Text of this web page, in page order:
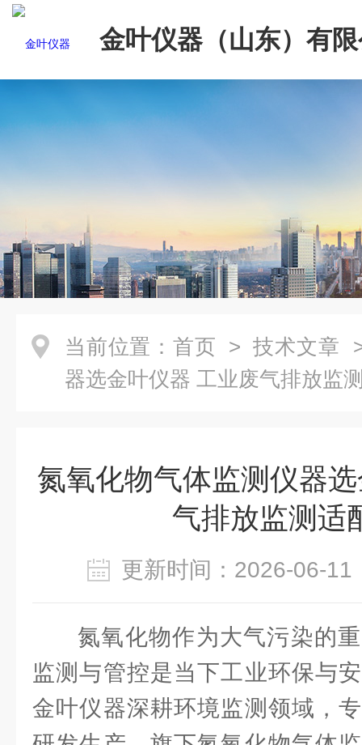
金叶仪器（山东）有
当前位置： 首页 > 技术文章
器选金叶仪器 工业废气排放监
氮氧化物气体监测仪器
气排放监测适
更新时间：2026-
氮氧化物作为大气污染的
监测与管控是当下工业环保与
金叶仪器深耕环境监测领域，